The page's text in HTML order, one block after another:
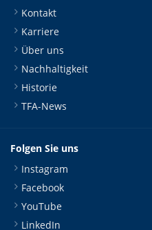
Kontakt
Karriere
Über uns
Nachhaltigkeit
Historie
TFA-News
Folgen Sie uns
Instagram
Facebook
YouTube
LinkedIn